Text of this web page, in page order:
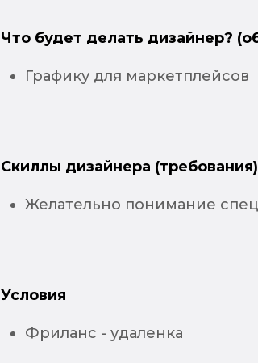
Что будет делать дизайнер?
Графику для маркетплейсов
Скиллы дизайнера (требования)
Желательно понимание
Условия
Фриланс - удаленка